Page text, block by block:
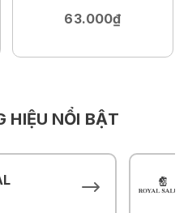
63.000₫
HIỆU NỔI BẬT